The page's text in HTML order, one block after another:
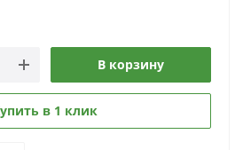
В корзину
в 1 клик